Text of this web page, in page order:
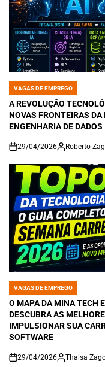
POSTED
IN
VAGAS DE EMPREGO
A REVOLUÇÃO
NOVAS FRONTEIRAS
ENGENHARIA DE DADOS
on
29/04/2026 Roberto
POSTED
IN
VAGAS DE EMPREGO
O MAPA DA MINA TECH
DESCUBRA AS
IMPULSIONAR SUA
SOFTWARE
on
29/04/2026 Thaisa